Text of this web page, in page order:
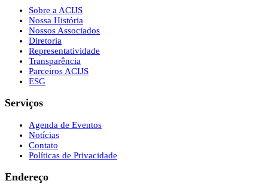
Sobre a ACIJS
Nossa História
Nossos Associados
Diretoria
Representatividade
Transparência
Parceiros ACIJS
ESG
Serviços
Agenda de Eventos
Notícias
Contato
Políticas de Privacidade
Endereço